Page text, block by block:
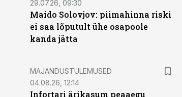
29.07.26, 09:30
Maido Solovjov: piimahinna riski
ei saa lõputult ühe osapoole
kanda jätta
MAJANDUSTULEMUSED
04.08.26, 12:14
Infortari ärikasum peaaegu